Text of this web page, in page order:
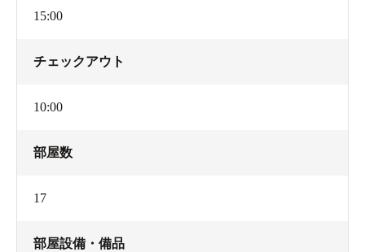
15:00
チェックアウト
10:00
部屋数
17
部屋設備・備品